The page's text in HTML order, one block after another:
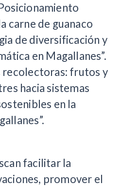
carne de guanaco
de diversificación y
en Magallanes”.
recolectoras: frutos y
hacia sistemas
en la
facilitar la
promover el